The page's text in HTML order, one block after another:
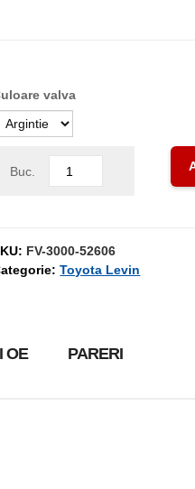
valva
Buc.
FV-3000-52606
Toyota Levin
OE PARERI